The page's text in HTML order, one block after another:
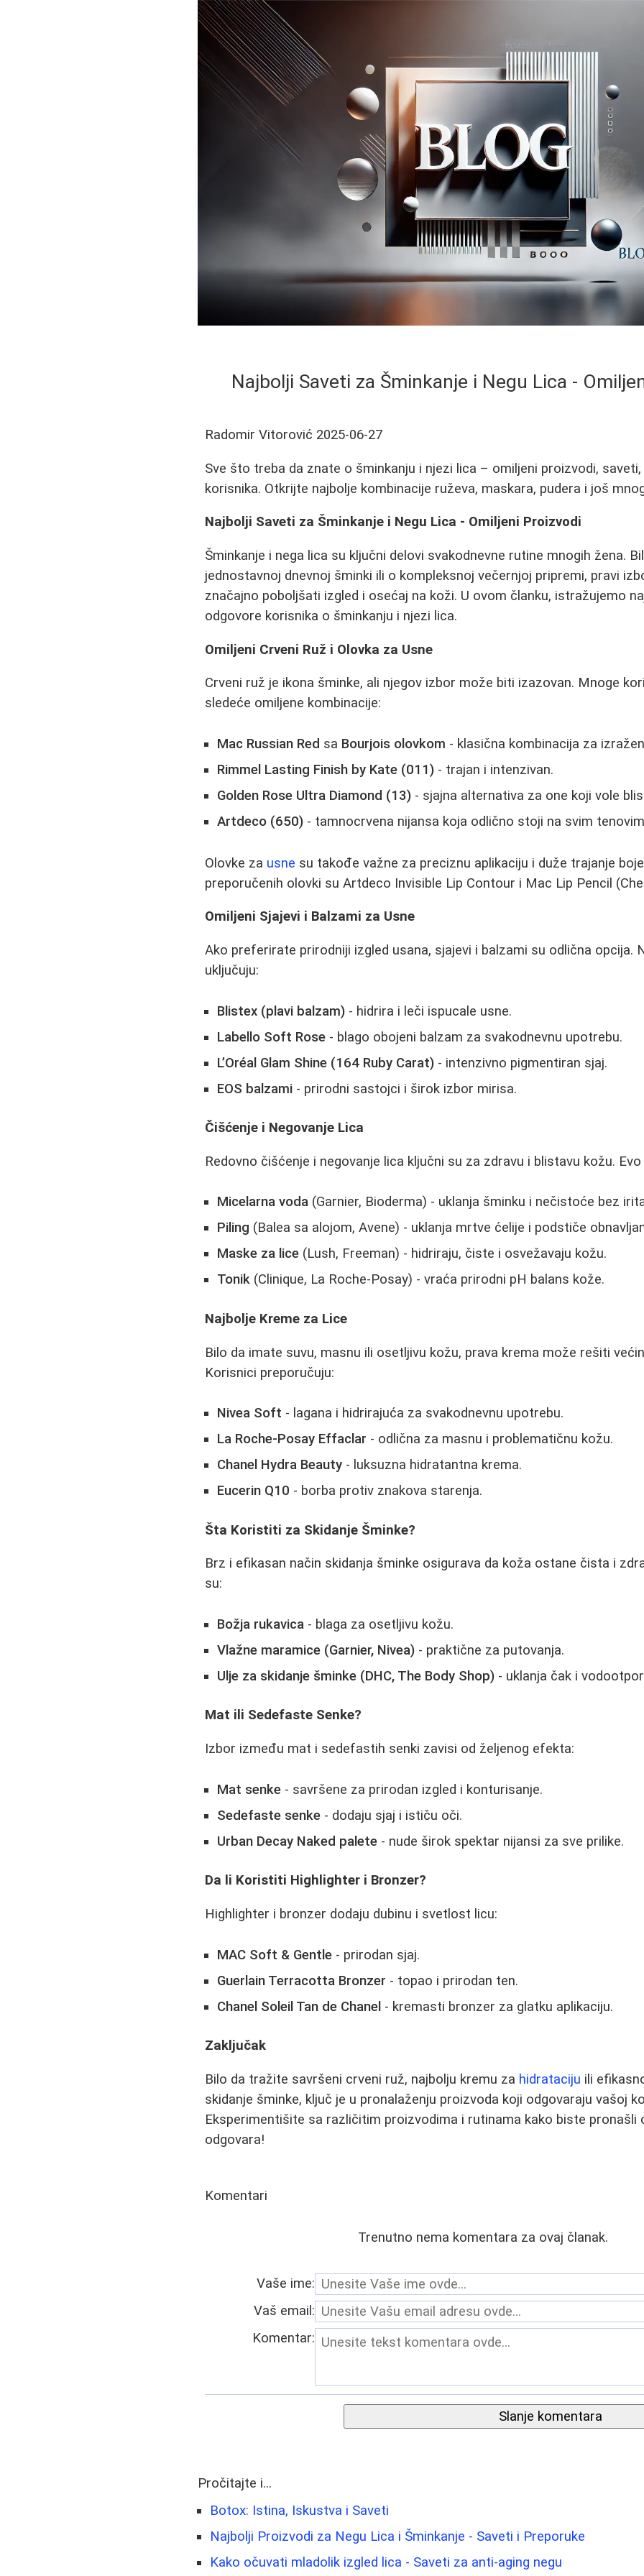
Najbolji Saveti za Šminkanje i Negu Lica -
Radomir Vitorović 2025-06-27
Sve što treba da znate o šminkanju i njezi lica – omiljeni proizvodi,
korisnika. Otkrijte najbolje kombinacije ruževa, maskara, pudera i još
Najbolji Saveti za Šminkanje i Negu Lica - Omiljeni Proizvodi
Šminkanje i nega lica su ključni delovi svakodnevne rutine mnogih žena.
jednostavnoj dnevnoj šminki ili o kompleksnoj večernjoj pripremi, pravi
značajno poboljšati izgled i osećaj na koži. U ovom članku, istražujemo
odgovore korisnika o šminkanju i njezi lica.
Omiljeni Crveni Ruž i Olovka za Usne
Crveni ruž je ikona šminke, ali njegov izbor može biti izazovan. Mnoge
sledeće omiljene kombinacije:
Mac Russian Red sa Bourjois olovkom - klasična kombinacija za
Rimmel Lasting Finish by Kate (011) - trajan i intenzivan.
Golden Rose Ultra Diamond (13) - sjajna alternativa za one koji vole
Artdeco (650) - tamnocrvena nijansa koja odlično stoji na svim
Olovke za usne su takođe važne za preciznu aplikaciju i duže trajanje
preporučenih olovki su Artdeco Invisible Lip Contour i Mac Lip Pencil
Omiljeni Sjajevi i Balzami za Usne
Ako preferirate prirodniji izgled usana, sjajevi i balzami su odlična opcija.
uključuju:
Blistex (plavi balzam) - hidrira i leči ispucale usne.
Labello Soft Rose - blago obojeni balzam za svakodnevnu upotrebu.
L’Oréal Glam Shine (164 Ruby Carat) - intenzivno pigmentiran sjaj.
EOS balzami - prirodni sastojci i širok izbor mirisa.
Čišćenje i Negovanje Lica
Redovno čišćenje i negovanje lica ključni su za zdravu i blistavu kožu.
Micelarna voda (Garnier, Bioderma) - uklanja šminku i nečistoće bez
Piling (Balea sa alojom, Avene) - uklanja mrtve ćelije i podstiče
Maske za lice (Lush, Freeman) - hidriraju, čiste i osvežavaju kožu.
Tonik (Clinique, La Roche-Posay) - vraća prirodni pH balans kože.
Najbolje Kreme za Lice
Bilo da imate suvu, masnu ili osetljivu kožu, prava krema može rešiti
Korisnici preporučuju:
Nivea Soft - lagana i hidrirajuća za svakodnevnu upotrebu.
La Roche-Posay Effaclar - odlična za masnu i problematičnu kožu.
Chanel Hydra Beauty - luksuzna hidratantna krema.
Eucerin Q10 - borba protiv znakova starenja.
Šta Koristiti za Skidanje Šminke?
Brz i efikasan način skidanja šminke osigurava da koža ostane čista i
su:
Božja rukavica - blaga za osetljivu kožu.
Vlažne maramice (Garnier, Nivea) - praktične za putovanja.
Ulje za skidanje šminke (DHC, The Body Shop) - uklanja čak i
Mat ili Sedefaste Senke?
Izbor između mat i sedefastih senki zavisi od željenog efekta:
Mat senke - savršene za prirodan izgled i konturisanje.
Sedefaste senke - dodaju sjaj i ističu oči.
Urban Decay Naked palete - nude širok spektar nijansi za sve prilike.
Da li Koristiti Highlighter i Bronzer?
Highlighter i bronzer dodaju dubinu i svetlost licu:
MAC Soft & Gentle - prirodan sjaj.
Guerlain Terracotta Bronzer - topao i prirodan ten.
Chanel Soleil Tan de Chanel - kremasti bronzer za glatku aplikaciju.
Zaključak
Bilo da tražite savršeni crveni ruž, najbolju kremu za hidrataciju ili
skidanje šminke, ključ je u pronalaženju proizvoda koji odgovaraju vašoj
Eksperimentišite sa različitim proizvodima i rutinama kako biste pronašli
odgovara!
Komentari
Trenutno nema komentara za ovaj članak.
Vaše ime:
Vaš email:
Komentar:
Slanje komentara
Pročitajte i...
Botox: Istina, Iskustva i Saveti
Najbolji Proizvodi za Negu Lica i Šminkanje - Saveti i Preporuke
Kako očuvati mladolik izgled lica - Saveti za anti-aging negu